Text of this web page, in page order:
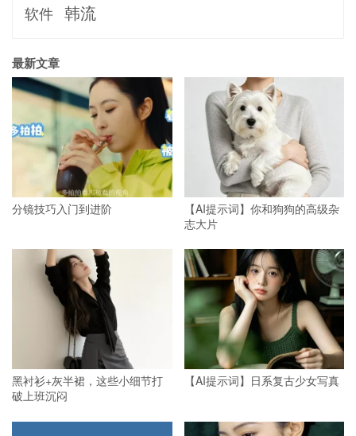
软件 韩流
最新文章
分镜技巧入门到进阶
【AI提示词】你和狗狗的高级杂
志大片
黑衬衫+灰半裙，这些小细节打
破上班沉闷
【AI提示词】日系复古少女写真